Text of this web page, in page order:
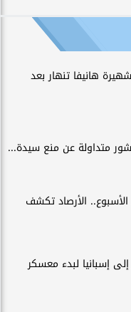
هانيفا تنهار بعد
متداولة عن منع سيدة...
الأرصاد تكشف
إسبانيا لبدء معسكر